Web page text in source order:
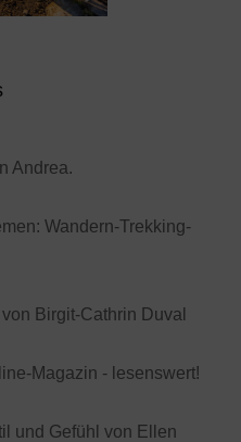
Andrea.
Wandern-Trekking-
Birgit-Cathrin Duval
Magazin - lesenswert!
und Gefühl von Ellen